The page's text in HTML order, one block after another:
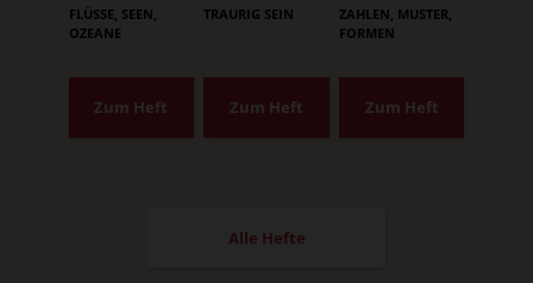
:
FLÜSSE, SEEN,
OZEANE
Zum Heft
:
TRAURIG SEIN
Zum Heft
:
ZAHLEN, MUSTER,
FORMEN
Zum Heft
Alle Hefte